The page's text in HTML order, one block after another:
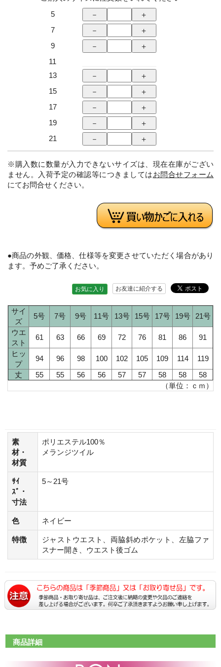
5
7
9
11
13
15
17
19
21
※購入数に数量が入力できないサイズは、現在在庫がござい
ません。入荷予定の確認等につきましてはお問合せフォーム
にてお問合せください。
●商品の外観、価格、仕様等を変更させていただく場合があり
ます。予めご了承ください。
お友達に紹介する
お気に入り
サイ
ズ
5号 7号 9号 11号 13号 15号 17号 19号
21号
ウエ
スト
61 63 66 69 72 76 81 86
91
ヒッ
プ
94 96 98 100 102 105 109 114
119
丈
55 55 56 56 57 57 58 58
58
（単位：ｃｍ）
素
材・
材質
ポリエステル100％
メランジツイル
ｻｲ
ｽﾞ・
寸法
5～21号
色 ネイビー
特徴
ジャストウエスト、両脇斜めポケット、左脇ファ
スナー開き、ウエスト後ゴム
商品詳細